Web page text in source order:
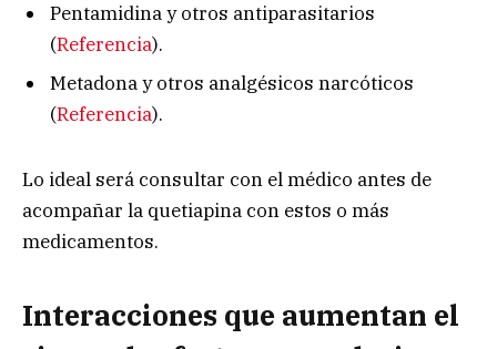
Pentamidina y otros antiparasitarios
(Referencia).
Metadona y otros analgésicos narcóticos
(Referencia).
Lo ideal será consultar con el médico antes de
acompañar la quetiapina con estos o más
medicamentos.
Interacciones que aumentan el